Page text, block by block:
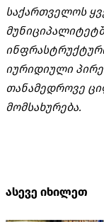
საქართველოს
იურიდიული
თანამედროვე
მომსახურება.
ასევე იხილეთ